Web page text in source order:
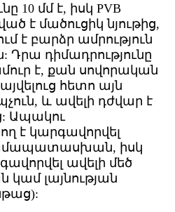
10 մմ է, իսկ PVB
է մածուցիկ նյութից,
է բարձր ամրություն
Դրա դիմադրությունը
է, քան սովորական
հետո այն
և ավելի դժվար է
Ապակու
է կարգավորվել
իսկ
ավելի մեծ
կամ լայնության